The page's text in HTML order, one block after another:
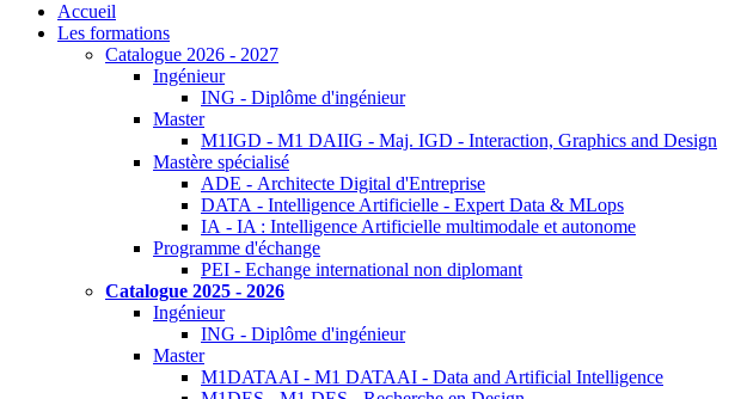
Accueil
Les formations
Catalogue 2026 - 2027
Ingénieur
ING - Diplôme d'ingénieur
Master
M1IGD - M1 DAIIG - Maj. IGD - Interaction, Graphics and Design
Mastère spécialisé
ADE - Architecte Digital d'Entreprise
DATA - Intelligence Artificielle - Expert Data & MLops
IA - IA : Intelligence Artificielle multimodale et autonome
Programme d'échange
PEI - Echange international non diplomant
Catalogue 2025 - 2026
Ingénieur
ING - Diplôme d'ingénieur
Master
M1DATAAI - M1 DATAAI - Data and Artificial Intelligence